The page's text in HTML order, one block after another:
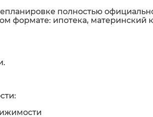
полностью
формате: ипотека, материнский